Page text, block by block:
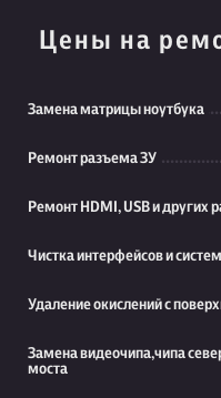
Цены на
Замена матрицы ноутбука
Ремонт разъема ЗУ
Ремонт HDMI, USB и других
Чистка интерфейсов и
Удаление окислений с
Замена видеочипа,чипа
моста